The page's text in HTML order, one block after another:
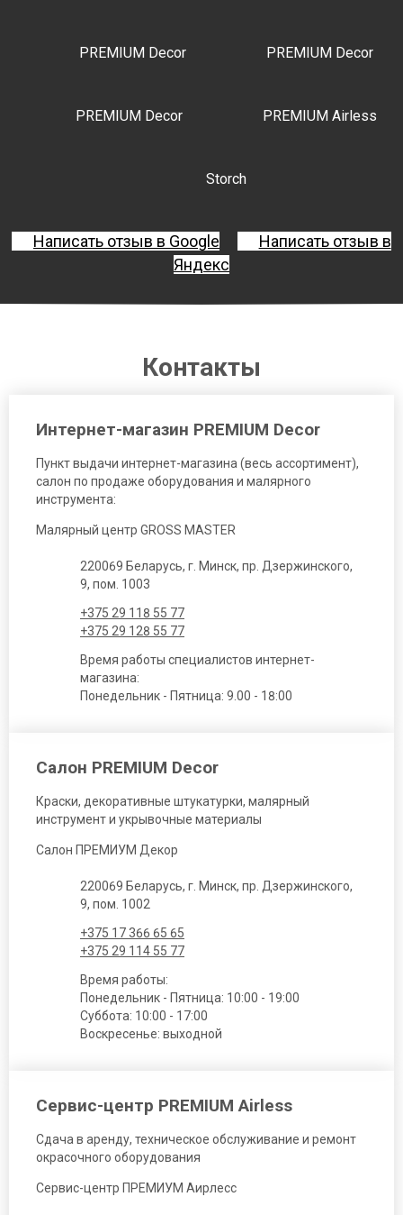
PREMIUM Decor PREMIUM Decor
PREMIUM Decor PREMIUM Airless
Storch
Написать отзыв в Google
Написать отзыв в
Яндекс
Контакты
Интернет-магазин PREMIUM Decor
Пункт выдачи интернет-магазина (весь ассортимент),
салон по продаже оборудования и малярного
инструмента:
Малярный центр GROSS MASTER
220069 Беларусь, г. Минск, пр. Дзержинского,
9, пом. 1003
+375 29 118 55 77
+375 29 128 55 77
Время работы специалистов интернет-
магазина:
Понедельник - Пятница: 9.00 - 18:00
Салон PREMIUM Decor
Краски, декоративные штукатурки, малярный
инструмент и укрывочные материалы
Салон ПРЕМИУМ Декор
220069 Беларусь, г. Минск, пр. Дзержинского,
9, пом. 1002
+375 17 366 65 65
+375 29 114 55 77
Время работы:
Понедельник - Пятница: 10:00 - 19:00
Суббота: 10:00 - 17:00
Воскресенье: выходной
Сервис-центр PREMIUM Airless
Сдача в аренду, техническое обслуживание и ремонт
окрасочного оборудования
Сервис-центр ПРЕМИУМ Аирлесс